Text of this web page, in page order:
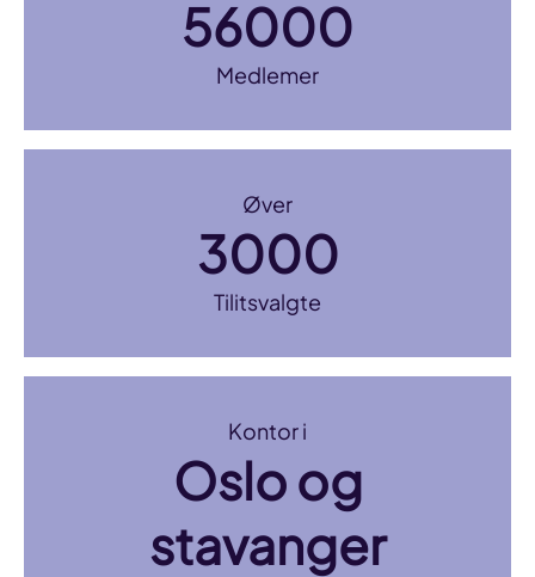
56000
Medlemer
Øver
3000
Tilitsvalgte
Kontor i
Oslo og
stavanger